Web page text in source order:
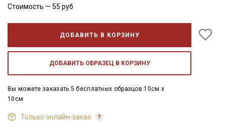
Стоимость — 55 руб
ДОБАВИТЬ В КОРЗИНУ
ДОБАВИТЬ ОБРАЗЕЦ В КОРЗИНУ
Вы можете заказать 5 бесплатных образцов 10см x
10см
Только онлайн-заказ